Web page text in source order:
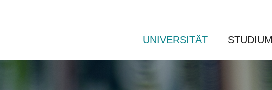
UNIVERSITÄT STUDIUM